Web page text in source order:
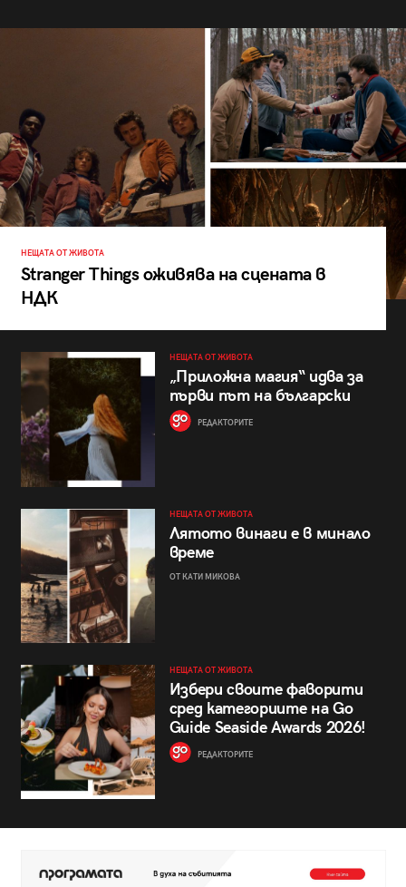
НЕЩАТА ОТ ЖИВОТА
Stranger Things оживява на сцената в
НДК
НЕЩАТА ОТ ЖИВОТА
„Приложна магия“ идва за
първи път на български
РЕДАКТОРИТЕ
НЕЩАТА ОТ ЖИВОТА
Лятото винаги е в минало
време
ОТ КАТИ МИКОВА
НЕЩАТА ОТ ЖИВОТА
Избери своите фаворити
сред категориите на Go
Guide Seaside Awards 2026!
РЕДАКТОРИТЕ